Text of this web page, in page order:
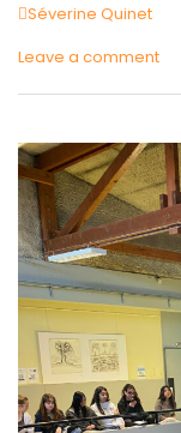
Author
Séverine Quinet
Leave a comment